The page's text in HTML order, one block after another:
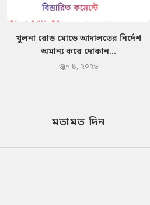
খুলনা রোড মোড়ে আদালতের নির্দেশ
অমান্য করে দোকান...
জুন ৪, ২০২৬
মতামত দিন